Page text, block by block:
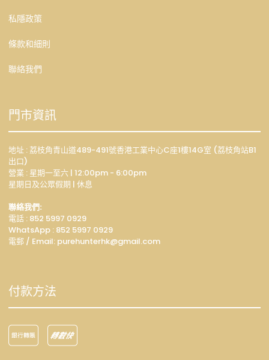
私隱政策
條款和細則
聯絡我們
門市資訊
地址 : 荔枝角青山道489-491號香港工業中心C座1樓14G室 (荔枝角站B1
出口)
營業 : 星期一至六 | 12:00pm - 6:00pm
星期日及公眾假期 | 休息
聯絡我們:
電話 : 852 5997 0929
WhatsApp : 852 5997 0929
電郵 / Email: purehunterhk@gmail.com
付款方法